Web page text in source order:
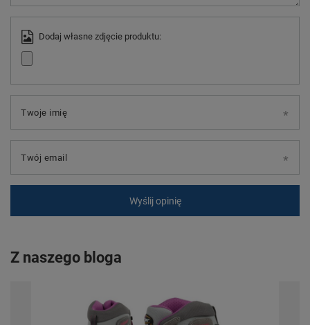
Dodaj własne zdjęcie produktu:
Twoje imię
Twój email
Wyślij opinię
Z naszego bloga